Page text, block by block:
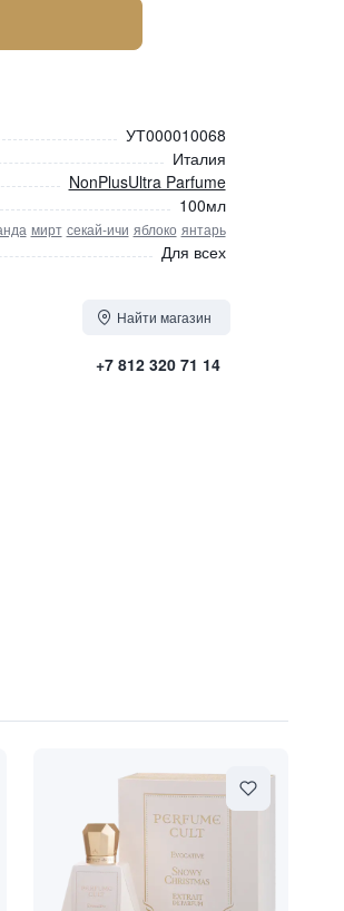
УТ000010068
Италия
NonPlusUltra Parfume
100мл
мирт секай-ичи яблоко янтарь
Для всех
Найти магазин
+7 812 320 71 14